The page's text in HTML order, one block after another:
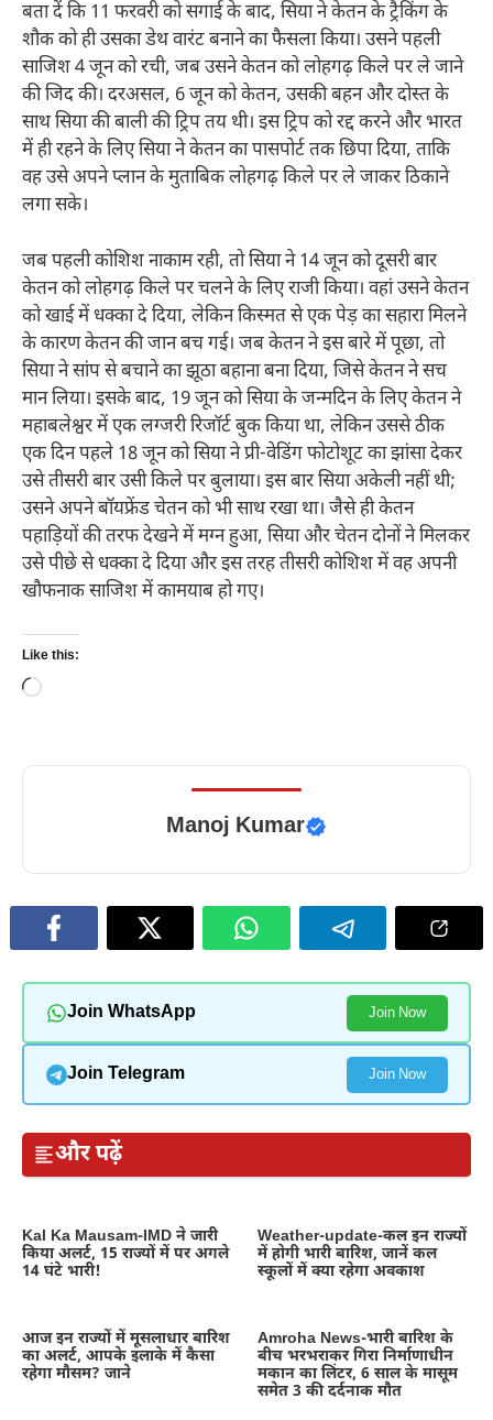
बता दें कि 11 फरवरी को सगाई के बाद, सिया ने केतन के ट्रैकिंग के
शौक को ही उसका डेथ वारंट बनाने का फैसला किया। उसने पहली
साजिश 4 जून को रची, जब उसने केतन को लोहगढ़ किले पर ले जाने
की जिद की। दरअसल, 6 जून को केतन, उसकी बहन और दोस्त के
साथ सिया की बाली की ट्रिप तय थी। इस ट्रिप को रद्द करने और भारत
में ही रहने के लिए सिया ने केतन का पासपोर्ट तक छिपा दिया, ताकि
वह उसे अपने प्लान के मुताबिक लोहगढ़ किले पर ले जाकर ठिकाने
लगा सके।
जब पहली कोशिश नाकाम रही, तो सिया ने 14 जून को दूसरी बार
केतन को लोहगढ़ किले पर चलने के लिए राजी किया। वहां उसने केतन
को खाई में धक्का दे दिया, लेकिन किस्मत से एक पेड़ का सहारा मिलने
के कारण केतन की जान बच गई। जब केतन ने इस बारे में पूछा, तो
सिया ने सांप से बचाने का झूठा बहाना बना दिया, जिसे केतन ने सच
मान लिया। इसके बाद, 19 जून को सिया के जन्मदिन के लिए केतन ने
महाबलेश्वर में एक लग्जरी रिजॉर्ट बुक किया था, लेकिन उससे ठीक
एक दिन पहले 18 जून को सिया ने प्री-वेडिंग फोटोशूट का झांसा देकर
उसे तीसरी बार उसी किले पर बुलाया। इस बार सिया अकेली नहीं थी;
उसने अपने बॉयफ्रेंड चेतन को भी साथ रखा था। जैसे ही केतन
पहाड़ियों की तरफ देखने में मग्न हुआ, सिया और चेतन दोनों ने मिलकर
उसे पीछे से धक्का दे दिया और इस तरह तीसरी कोशिश में वह अपनी
खौफनाक साजिश में कामयाब हो गए।
Like this:
Loading…
Manoj Kumar
Join WhatsApp Join Now
Join Telegram Join Now
और पढ़ें
Kal Ka Mausam-IMD ने जारी
किया अलर्ट, 15 राज्यों में पर अगले
14 घंटे भारी!
Weather-update-कल इन राज्यों
में होगी भारी बारिश, जानें कल
स्कूलों में क्या रहेगा अवकाश
आज इन राज्यों में मूसलाधार बारिश
का अलर्ट, आपके इलाके में कैसा
रहेगा मौसम? जाने
Amroha News-भारी बारिश के
बीच भरभराकर गिरा निर्माणाधीन
मकान का लिंटर, 6 साल के मासूम
समेत 3 की दर्दनाक मौत